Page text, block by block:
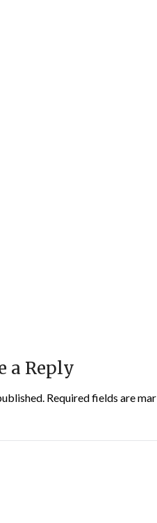
a Reply
Required fields are